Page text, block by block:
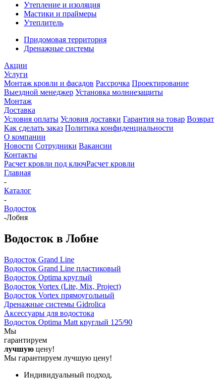
Утепление и изоляция
Мастики и праймеры
Утеплитель
Придомовая территория
Дренажные системы
Акции
Услуги
Монтаж кровли и фасадов Рассрочка Проектирование
Выездной менеджер Установка молниезащиты
Монтаж
Доставка
Условия оплаты Условия доставки Гарантия на товар Возврат
Как сделать заказ Политика конфиденциальности
О компании
Новости Сотрудники Вакансии
Контакты
Расчет кровли под ключРасчет кровли
Главная
-
Каталог
-
Водосток
-Лобня
Водосток в Лобне
Водосток Grand Line
Водосток Grand Line пластиковый
Водосток Optima круглый
Водосток Vortex (Lite, Mix, Project)
Водосток Vortex прямоугольный
Дренажные системы Gidrolica
Аксессуары для водостока
Водосток Optima Matt круглый 125/90
Мы
гарантируем
лучшую цену!
Мы гарантируем лучшую цену!
Индивидуальный подход,